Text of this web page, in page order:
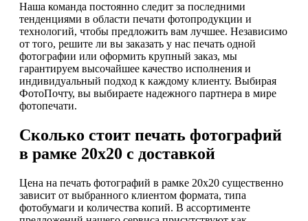
Наша команда постоянно следит за последними
тенденциями в области печати фотопродукции и
технологий, чтобы предложить вам лучшее. Независимо
от того, решите ли вы заказать у нас печать одной
фотографии или оформить крупный заказ, мы
гарантируем высочайшее качество исполнения и
индивидуальный подход к каждому клиенту. Выбирая
ФотоПочту, вы выбираете надежного партнера в мире
фотопечати.
Сколько стоит печать фотографий
в рамке 20х20 с доставкой
Цена на печать фотографий в рамке 20х20 существенно
зависит от выбранного клиентом формата, типа
фотобумаги и количества копий. В ассортименте